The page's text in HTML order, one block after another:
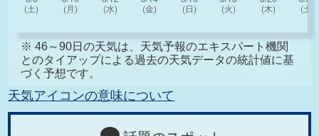
※ 46～90日の天気は、天気予報のエキスパート機関
とのタイアップによる過去の天気データの統計値に基
づく予想です。
天気アイコンの意味について